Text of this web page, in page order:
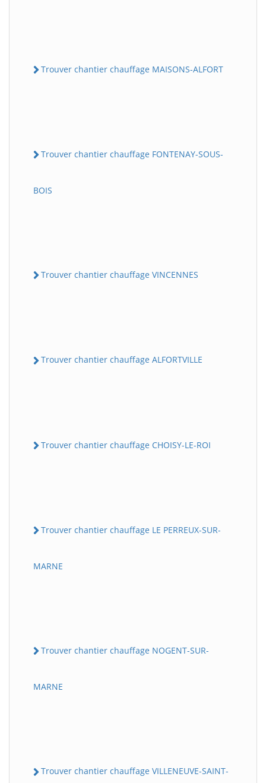
Trouver chantier chauffage MAISONS-ALFORT
Trouver chantier chauffage FONTENAY-SOUS-
BOIS
Trouver chantier chauffage VINCENNES
Trouver chantier chauffage ALFORTVILLE
Trouver chantier chauffage CHOISY-LE-ROI
Trouver chantier chauffage LE PERREUX-SUR-
MARNE
Trouver chantier chauffage NOGENT-SUR-
MARNE
Trouver chantier chauffage VILLENEUVE-SAINT-